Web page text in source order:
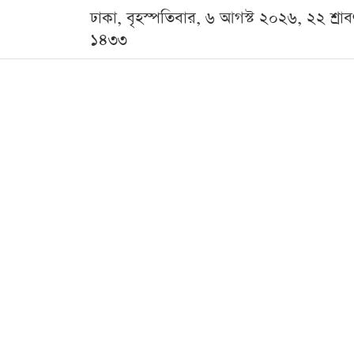
ঢাকা, বৃহস্পতিবার, ৬ আগস্ট ২০২৬, ২২
১৪৩৩